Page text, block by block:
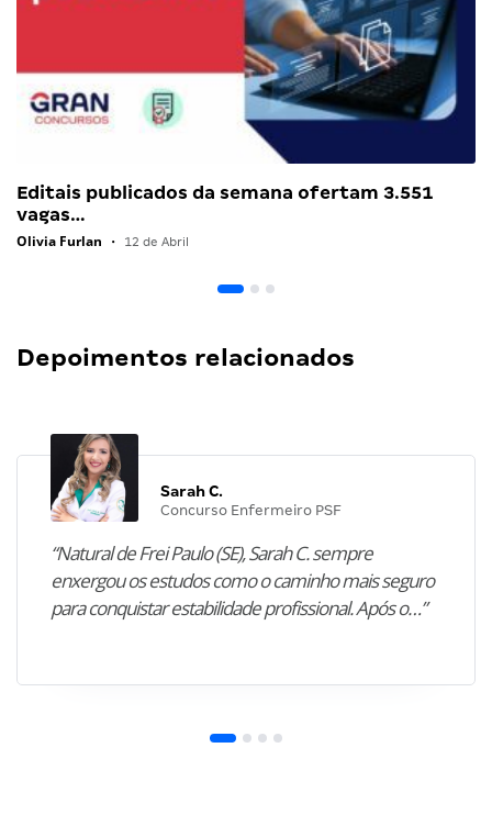
Editais publicados da semana ofertam 3.551
vagas…
Olivia Furlan • 12 de Abril
Depoimentos relacionados
Sarah C.
Concurso Enfermeiro PSF
“Natural de Frei Paulo (SE), Sarah C. sempre
enxergou os estudos como o caminho mais seguro
para conquistar estabilidade profissional. Após o…”